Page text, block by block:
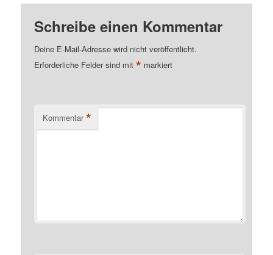
Schreibe einen Kommentar
Deine E-Mail-Adresse wird nicht veröffentlicht.
Erforderliche Felder sind mit* markiert
Kommentar *